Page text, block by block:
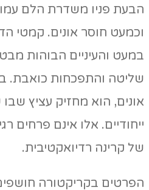
הבעת פניו משדרת הלם
וכמעט חוסר אונים. קמטי
במעט והעיניים הבוהות
שליטה והתפכחות כואבת.
אונים, הוא מחזיק עציץ
ייחודיים. אלו אינם פרחים
של קרינה רדיואקטיבית.
הפרטים בקריקטורה